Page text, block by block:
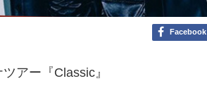
Facebook
アー『Classic』